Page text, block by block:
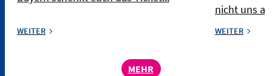
WEITER
nicht uns
WEITER
MEHR